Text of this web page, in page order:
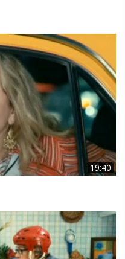
19:40